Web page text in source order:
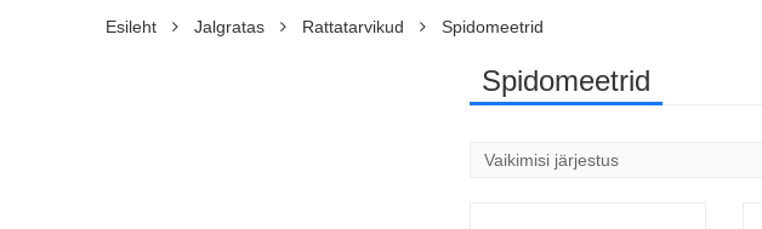
Esileht Jalgratas Rattatarvikud Spidomeetrid
Spidomeetrid